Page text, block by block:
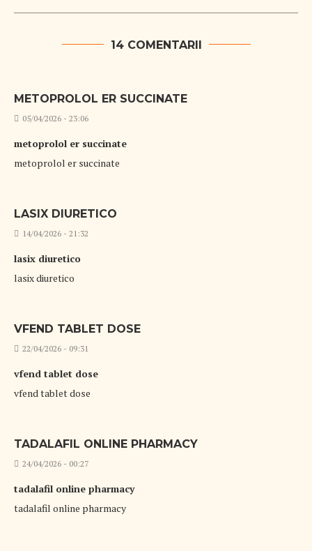
14 COMENTARII
METOPROLOL ER SUCCINATE
05/04/2026 - 23:06
metoprolol er succinate
metoprolol er succinate
LASIX DIURETICO
14/04/2026 - 21:32
lasix diuretico
lasix diuretico
VFEND TABLET DOSE
22/04/2026 - 09:31
vfend tablet dose
vfend tablet dose
TADALAFIL ONLINE PHARMACY
24/04/2026 - 00:27
tadalafil online pharmacy
tadalafil online pharmacy